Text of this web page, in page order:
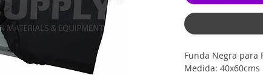
Funda Negra para
Medida: 40x60cms